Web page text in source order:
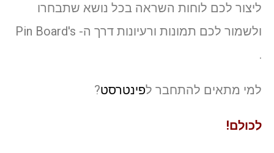
ליצור לכם לוחות השראה בכל נושא שתבחרו
ולשמור לכם תמונות ורעיונות דרך ה- Pin Board's
.
למי מתאים להתחבר לפינטרסט?
לכולם!